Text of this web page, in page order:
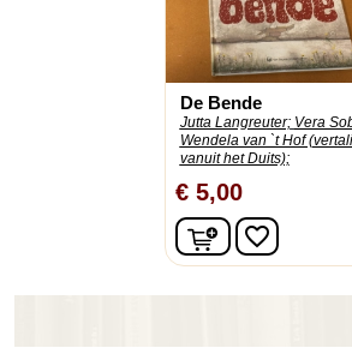
De Bende
Jutta Langreuter; Vera
Wendela van `t Hof
vanuit het Duits);
€ 5,00
In winkelwagen
favorite_border